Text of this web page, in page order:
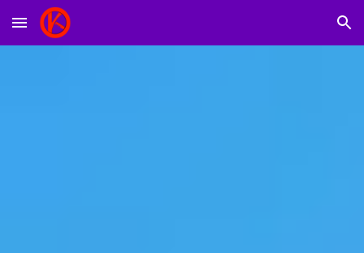
Skip to main content Skip to navigation